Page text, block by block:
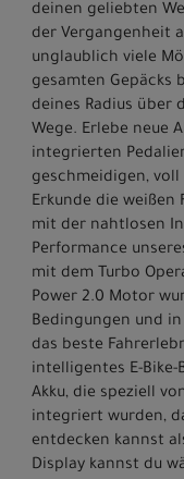
deinen geliebten
der Vergangenheit
unglaublich viele
gesamten Gepäcks
deines Radius über
Wege. Erlebe neue
integrierten
geschmeidigen, voll
Erkunde die weißen
mit der nahtlosen
Performance
mit dem Turbo
Power 2.0 Motor
Bedingungen und
das beste
intelligentes E-
Akku, die speziell
integriert wurden,
entdecken kannst
Display kannst du